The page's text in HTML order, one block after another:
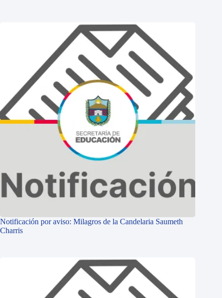
Notificación por aviso: Milagros de la Candelaria Saumeth
Charris